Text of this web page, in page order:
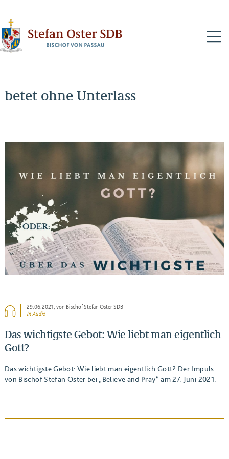
betet ohne Unterlass
29.06.2021, von Bischof Stefan Oster SDB
In Audio
Das wichtigste Gebot: Wie liebt man eigentlich
Gott?
Das wichtigste Gebot: Wie liebt man eigentlich Gott? Der Impuls
von Bischof Stefan Oster bei „Believe and Pray“ am 27. Juni 2021.